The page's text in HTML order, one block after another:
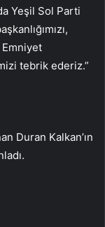
Yeşil Sol Parti
Emniyet
tebrik ederiz.”
Duran Kalkan’ın